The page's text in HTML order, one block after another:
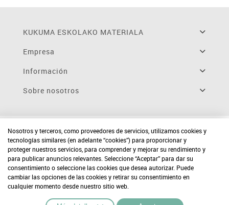
KUKUMA ESKOLAKO MATERIALA
Empresa
Información
Sobre nosotros
Nosotros y terceros, como proveedores de servicios, utilizamos cookies y
tecnologías similares (en adelante “cookies”) para proporcionar y
proteger nuestros servicios, para comprender y mejorar su rendimiento y
para publicar anuncios relevantes. Seleccione “Aceptar” para dar su
consentimiento o seleccione las cookies que desea autorizar. Puede
cambiar las opciones de las cookies y retirar su consentimiento en
cualquier momento desde nuestro sitio web.